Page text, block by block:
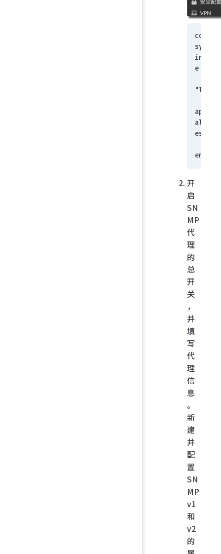
config
system
e
"lan"
append
ess
end
开
启
SN
MP
代
理
的
总
开
关
，
并
填
写
代
理
信
息
。
新
建
并
配
置
SN
MP
v1
和
v2
的